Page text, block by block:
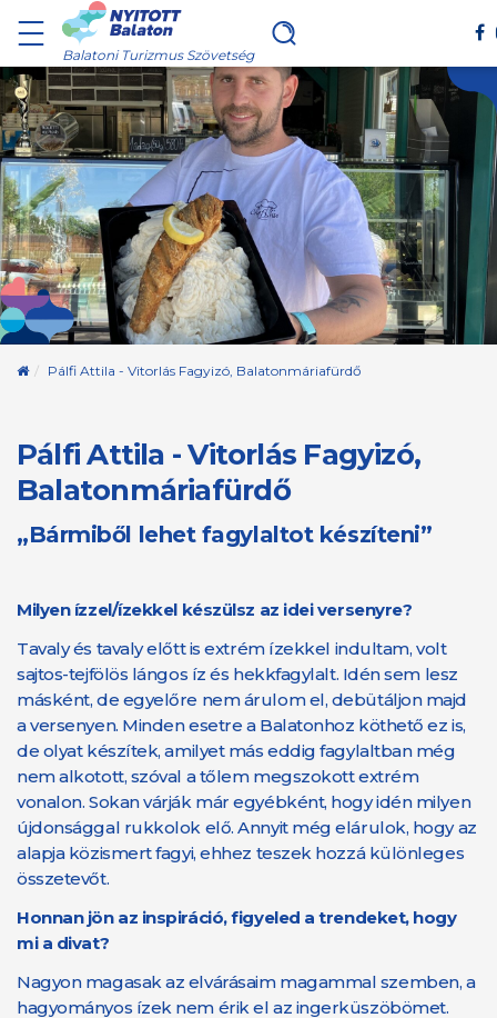
Balatoni Turizmus Szövetség
Kezdőoldal
Pálfi Attila - Vitorlás Fagyizó, Balatonmáriafürdő
Pálfi Attila - Vitorlás Fagyizó,
Balatonmáriafürdő
„Bármiből lehet fagylaltot készíteni”
Milyen ízzel/ízekkel készülsz az idei versenyre?
Tavaly és tavaly előtt is extrém ízekkel indultam, volt
sajtos-tejfölös lángos íz és hekkfagylalt. Idén sem lesz
másként, de egyelőre nem árulom el, debütáljon majd
a versenyen. Minden esetre a Balatonhoz köthető ez is,
de olyat készítek, amilyet más eddig fagylaltban még
nem alkotott, szóval a tőlem megszokott extrém
vonalon. Sokan várják már egyébként, hogy idén milyen
újdonsággal rukkolok elő. Annyit még elárulok, hogy az
alapja közismert fagyi, ehhez teszek hozzá különleges
összetevőt.
Honnan jön az inspiráció, figyeled a trendeket, hogy
mi a divat?
Nagyon magasak az elvárásaim magammal szemben, a
hagyományos ízek nem érik el az ingerküszöbömet.